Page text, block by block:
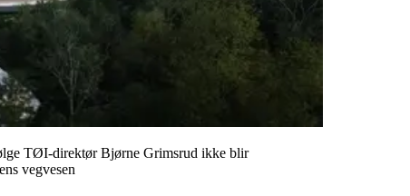
TØI-direktør Bjørne Grimsrud ikke blir
vegvesen